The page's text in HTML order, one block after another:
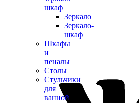
шкаф
Зеркало
Зеркало-
шкаф
Шкафы
и
пеналы
Столы
Стульчики
для
ванной